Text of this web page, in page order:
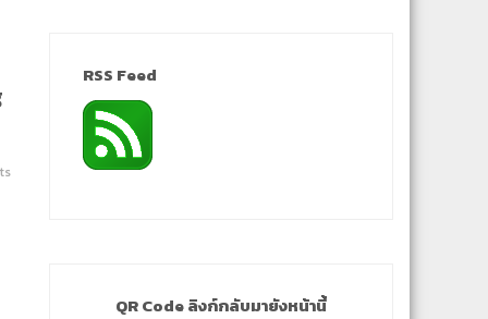
RSS Feed
QR Code ลิงก์กลับมายังหน้านี้